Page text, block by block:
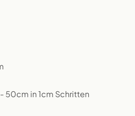
50cm in 1cm Schritten